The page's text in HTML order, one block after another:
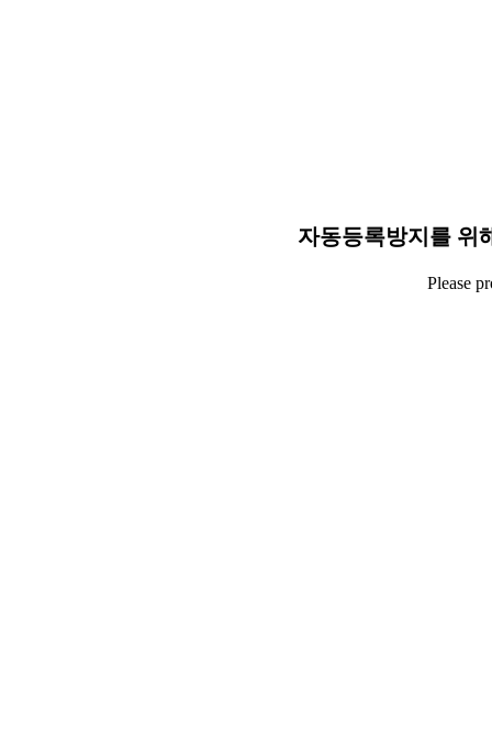
자동등록방지를 위
Please